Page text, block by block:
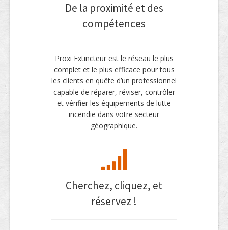
De la proximité et des
compétences
Proxi Extincteur est le réseau le plus
complet et le plus efficace pour tous
les clients en quête d’un professionnel
capable de réparer, réviser, contrôler
et vérifier les équipements de lutte
incendie dans votre secteur
géographique.
Cherchez, cliquez, et
réservez !